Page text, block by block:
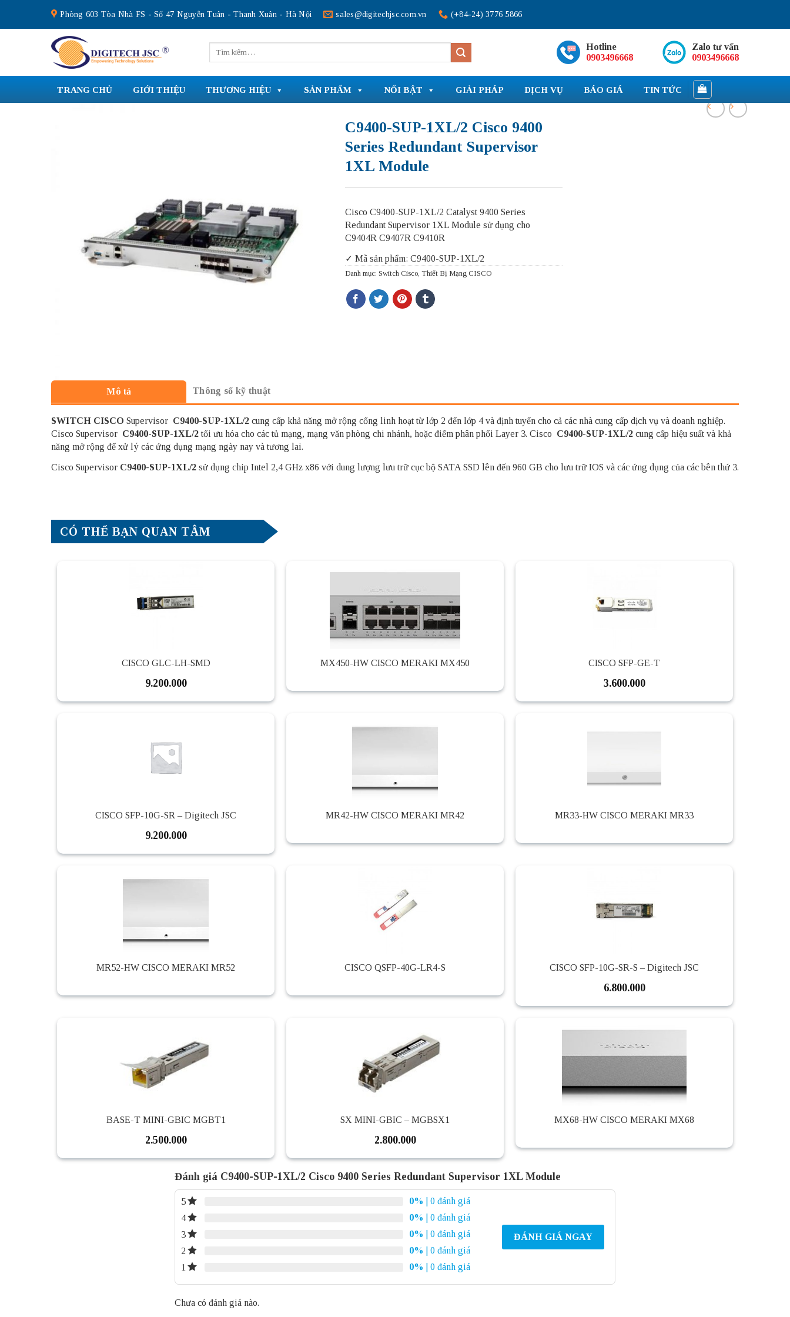
content
Phòng 603 Tòa Nhà FS - Số 47 Nguyễn Tuân - Thanh Xuân - Hà Nội sales@digitechjsc.com.vn (+84-24) 3776 5866
kiếm:
Hotline
0903496668
Zalo tư vấn
0903496668
TRANG CHỦ GIỚI THIỆU THƯƠNG HIỆU SẢN PHẨM NỔI BẬT GIẢI PHÁP DỊCH VỤ BÁO GIÁ TIN TỨC
C9400-SUP-1XL/2 Cisco 9400
Series Redundant Supervisor
1XL Module
Cisco C9400-SUP-1XL/2 Catalyst 9400 Series
Redundant Supervisor 1XL Module sử dụng cho
C9404R C9407R C9410R
✓ Mã sản phẩm: C9400-SUP-1XL/2
Danh mục: Switch Cisco, Thiết Bị Mạng CISCO
Mô tả Thông số kỹ thuật
SWITCH CISCO Supervisor C9400-SUP-1XL/2 cung cấp khả năng mở rộng cổng linh hoạt từ lớp 2 đến lớp 4 và định tuyến cho cả các nhà cung cấp dịch vụ và doanh nghiệp.
Cisco Supervisor C9400-SUP-1XL/2 tối ưu hóa cho các tủ mạng, mạng văn phòng chi nhánh, hoặc điểm phân phối Layer 3. Cisco C9400-SUP-1XL/2 cung cấp hiệu suất và khả
năng mở rộng để xử lý các ứng dụng mạng ngày nay và tương lai.
Cisco Supervisor C9400-SUP-1XL/2 sử dụng chip Intel 2,4 GHz x86 với dung lượng lưu trữ cục bộ SATA SSD lên đến 960 GB cho lưu trữ IOS và các ứng dụng của các bên thứ 3.
CÓ THỂ BẠN QUAN TÂM
CISCO GLC-LH-SMD
9.200.000
MX450-HW CISCO MERAKI MX450 CISCO SFP-GE-T
3.600.000
CISCO SFP-10G-SR – Digitech JSC
9.200.000
MR42-HW CISCO MERAKI MR42 MR33-HW CISCO MERAKI MR33
MR52-HW CISCO MERAKI MR52 CISCO QSFP-40G-LR4-S CISCO SFP-10G-SR-S – Digitech JSC
6.800.000
BASE-T MINI-GBIC MGBT1
2.500.000
SX MINI-GBIC – MGBSX1
2.800.000
MX68-HW CISCO MERAKI MX68
Đánh giá C9400-SUP-1XL/2 Cisco 9400 Series Redundant Supervisor 1XL Module
5 0%
| 0 đánh giá
4
0%
| 0 đánh giá
3
0%
| 0 đánh giá
2
0%
| 0 đánh giá
1
0% | 0 đánh giá
ĐÁNH GIÁ NGAY
Chưa có đánh giá nào.